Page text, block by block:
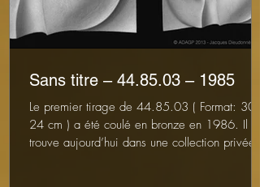
Sans titre – 44.85.03 – 1985
Le premier tirage de 44.85.03 ( Format: 30 x
24 cm ) a été coulé en bronze en 1986. Il se
trouve aujourd’hui dans une collection privée...